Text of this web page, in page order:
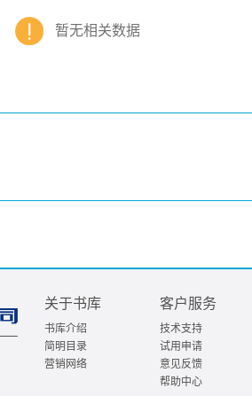
暂无相关数据
关于书库
书库介绍
简明目录
营销网络
客户服务
技术支持
试用申请
意见反馈
帮助中心